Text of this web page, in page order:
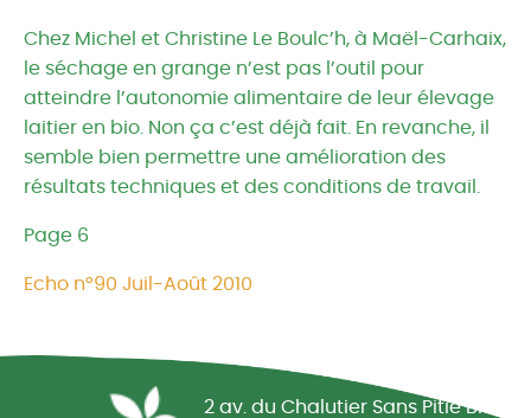
Chez Michel et Christine Le Boulc’h, à Maël-Carhaix,
le séchage en grange n’est pas l’outil pour
atteindre l’autonomie alimentaire de leur élevage
laitier en bio. Non ça c’est déjà fait. En revanche, il
semble bien permettre une amélioration des
résultats techniques et des conditions de travail.
Page 6
Echo n°90 Juil-Août 2010
Réseau CIVAM - Campagnes vivantes
2 av. du Chalutier Sans Pitié BP